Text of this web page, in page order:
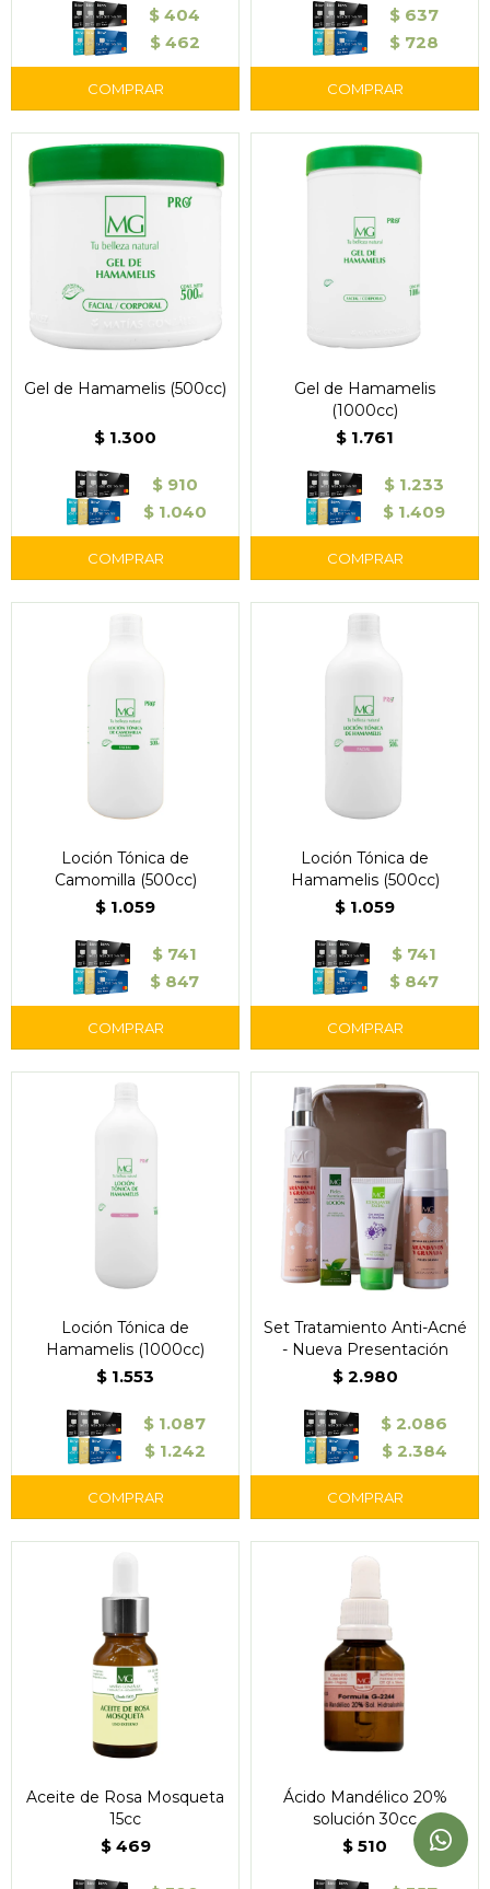
$ 404
$ 462
$ 637
$ 728
Gel de Hamamelis (500cc)
$ 1.300
$ 910
$ 1.040
Gel de Hamamelis
(1000cc)
$ 1.761
$ 1.233
$ 1.409
Loción Tónica de
Camomilla (500cc)
$ 1.059
$ 741
$ 847
Loción Tónica de
Hamamelis (500cc)
$ 1.059
$ 741
$ 847
Loción Tónica de
Hamamelis (1000cc)
$ 1.553
$ 1.087
$ 1.242
Set Tratamiento Anti-Acné
- Nueva Presentación
$ 2.980
$ 2.086
$ 2.384
Aceite de Rosa Mosqueta
15cc
$ 469
Ácido Mandélico 20%
solución 30cc
$ 510